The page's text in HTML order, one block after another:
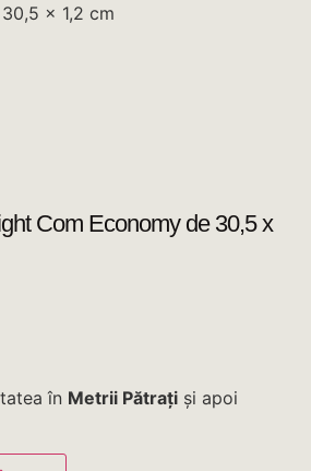
x 1,2 cm
Com Economy de 30,5 x
în Metrii Pătrați și apoi